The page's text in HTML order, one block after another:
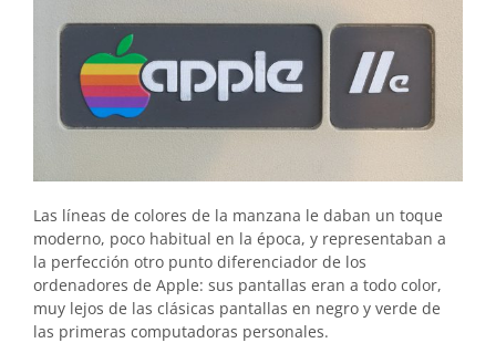
Las líneas de colores de la manzana le daban un toque
moderno, poco habitual en la época, y representaban a
la perfección otro punto diferenciador de los
ordenadores de Apple: sus pantallas eran a todo color,
muy lejos de las clásicas pantallas en negro y verde de
las primeras computadoras personales.